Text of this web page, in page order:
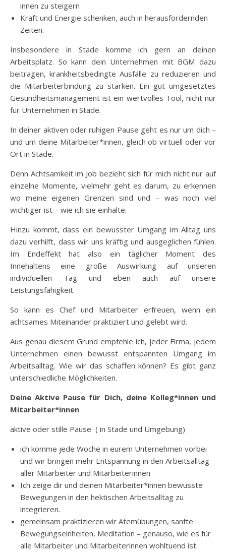
innen zu steigern
Kraft und Energie schenken, auch in herausfordernden
Zeiten.
Insbesondere in Stade komme ich gern an deinen
Arbeitsplatz. So kann dein Unternehmen mit BGM dazu
beitragen, krankheitsbedingte Ausfälle zu reduzieren und
die Mitarbeiterbindung zu stärken. Ein gut umgesetztes
Gesundheitsmanagement ist ein wertvolles Tool, nicht nur
für Unternehmen in Stade.
In deiner aktiven oder ruhigen Pause geht es nur um dich –
und um deine Mitarbeiter*innen, gleich ob virtuell oder vor
Ort in Stade.
Denn Achtsamkeit im Job bezieht sich für mich nicht nur auf
einzelne Momente, vielmehr geht es darum, zu erkennen
wo meine eigenen Grenzen sind und – was noch viel
wichtiger ist – wie ich sie einhalte.
Hinzu kommt, dass ein bewusster Umgang im Alltag uns
dazu verhilft, dass wir uns kräftig und ausgeglichen fühlen.
Im Endeffekt hat also ein täglicher Moment des
Innehaltens eine große Auswirkung auf unseren
individuellen Tag und eben auch auf unsere
Leistungsfähigkeit.
So kann es Chef und Mitarbeiter erfreuen, wenn ein
achtsames Miteinander praktiziert und gelebt wird.
Aus genau diesem Grund empfehle ich, jeder Firma, jedem
Unternehmen einen bewusst entspannten Umgang im
Arbeitsalltag. Wie wir das schaffen können? Es gibt ganz
unterschiedliche Möglichkeiten.
Deine Aktive Pause für Dich, deine Kolleg*innen und
Mitarbeiter*innen
aktive oder stille Pause ( in Stade und Umgebung)
ich komme jede Woche in eurem Unternehmen vorbei
und wir bringen mehr Entspannung in den Arbeitsalltag
aller Mitarbeiter und Mitarbeiterinnen
Ich zeige dir und deinen Mitarbeiter*innen bewusste
Bewegungen in den hektischen Arbeitsalltag zu
integrieren.
gemeinsam praktizieren wir Atemübungen, sanfte
Bewegungseinheiten, Meditation – genauso, wie es für
alle Mitarbeiter und Mitarbeiterinnen wohltuend ist.